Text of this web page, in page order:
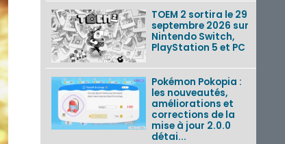
TOEM 2 sortira le 29
septembre 2026 sur
Nintendo Switch,
PlayStation 5 et PC
Pokémon Pokopia :
les nouveautés,
améliorations et
corrections de la
mise à jour 2.0.0
détai...